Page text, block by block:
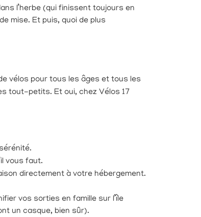
l’herbe (qui finissent toujours en
mise. Et puis, quoi de plus
vélos pour tous les âges et tous les
tout-petits. Et oui, chez Vélos 17
vous faut.
directement à votre hébergement.
vos sorties en famille sur l’île
un casque, bien sûr).